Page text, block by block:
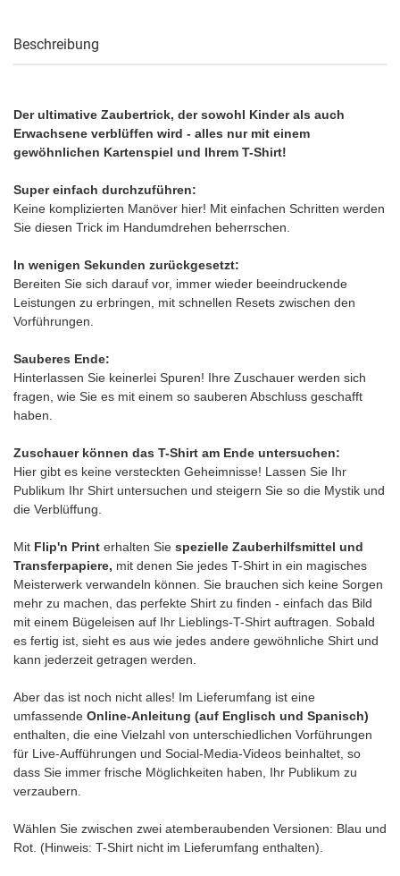
Beschreibung
Der ultimative Zaubertrick, der sowohl Kinder als auch
Erwachsene verblüffen wird - alles nur mit einem
gewöhnlichen Kartenspiel und Ihrem T-Shirt!
Super einfach durchzuführen:
Keine komplizierten Manöver hier! Mit einfachen Schritten werden
Sie diesen Trick im Handumdrehen beherrschen.
In wenigen Sekunden zurückgesetzt:
Bereiten Sie sich darauf vor, immer wieder beeindruckende
Leistungen zu erbringen, mit schnellen Resets zwischen den
Vorführungen.
Sauberes Ende:
Hinterlassen Sie keinerlei Spuren! Ihre Zuschauer werden sich
fragen, wie Sie es mit einem so sauberen Abschluss geschafft
haben.
Zuschauer können das T-Shirt am Ende untersuchen:
Hier gibt es keine versteckten Geheimnisse! Lassen Sie Ihr
Publikum Ihr Shirt untersuchen und steigern Sie so die Mystik und
die Verblüffung.
Mit Flip'n Print erhalten Sie spezielle Zauberhilfsmittel und
Transferpapiere, mit denen Sie jedes T-Shirt in ein magisches
Meisterwerk verwandeln können. Sie brauchen sich keine Sorgen
mehr zu machen, das perfekte Shirt zu finden - einfach das Bild
mit einem Bügeleisen auf Ihr Lieblings-T-Shirt auftragen. Sobald
es fertig ist, sieht es aus wie jedes andere gewöhnliche Shirt und
kann jederzeit getragen werden.
Aber das ist noch nicht alles! Im Lieferumfang ist eine
umfassende Online-Anleitung (auf Englisch und Spanisch)
enthalten, die eine Vielzahl von unterschiedlichen Vorführungen
für Live-Aufführungen und Social-Media-Videos beinhaltet, so
dass Sie immer frische Möglichkeiten haben, Ihr Publikum zu
verzaubern.
Wählen Sie zwischen zwei atemberaubenden Versionen: Blau und
Rot. (Hinweis: T-Shirt nicht im Lieferumfang enthalten).